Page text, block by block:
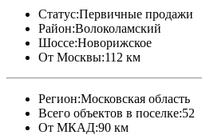
Статус:Первичные продажи
Район:Волоколамский
Шоссе:Новорижское
От Москвы:112 км
Регион:Московская область
Всего объектов в поселке:52
От МКАД:90 км